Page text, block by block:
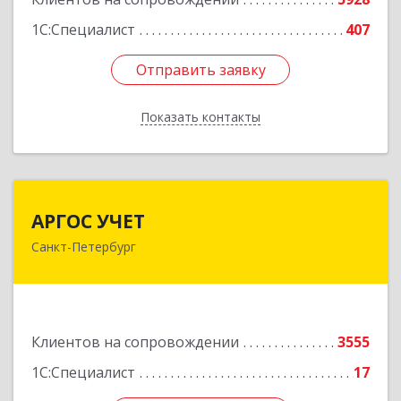
1С:Специалист
407
Отправить заявку
Показать контакты
Отправить заявку
Назад
АРГОС УЧЕТ
Санкт-Петербург
Клиентов на сопровождении
3555
1С:Специалист
17
196191, Санкт-Петербург г, Конституции пл,